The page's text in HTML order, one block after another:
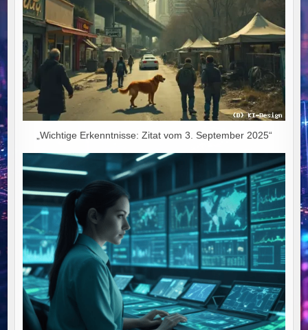
„Wichtige Erkenntnisse: Zitat vom 3. September 2025“